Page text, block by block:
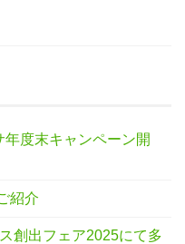
度末キャンペーン開
紹介
創出フェア2025にて多